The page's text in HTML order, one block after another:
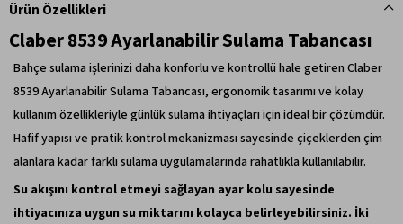
Ürün Özellikleri
Claber 8539 Ayarlanabilir Sulama Tabancası
Bahçe sulama işlerinizi daha konforlu ve kontrollü hale getiren Claber
8539 Ayarlanabilir Sulama Tabancası, ergonomik tasarımı ve kolay
kullanım özellikleriyle günlük sulama ihtiyaçları için ideal bir çözümdür.
Hafif yapısı ve pratik kontrol mekanizması sayesinde çiçeklerden çim
alanlara kadar farklı sulama uygulamalarında rahatlıkla kullanılabilir.
Su akışını kontrol etmeyi sağlayan ayar kolu sayesinde
ihtiyacınıza uygun su miktarını kolayca belirleyebilirsiniz. İki